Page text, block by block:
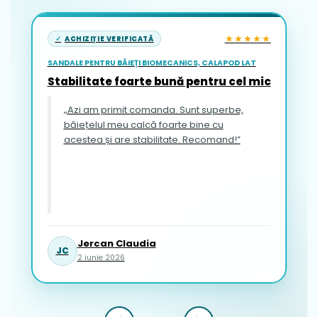
ACHIZIȚIE VERIFICATĂ ★★★★★
SANDALE PENTRU BĂIEȚI BIOMECANICS, CALAPOD LAT
Stabilitate foarte bună pentru cel mic
„Azi am primit comanda. Sunt superbe,
băiețelul meu calcă foarte bine cu
acestea și are stabilitate. Recomand!”
JC
Jercan Claudia
2 iunie 2026